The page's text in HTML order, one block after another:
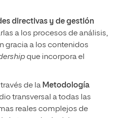
directivas y de gestión
a los procesos de análisis,
gracia a los contenidos
que incorpora el
de la Metodología
transversal a todas las
reales complejos de